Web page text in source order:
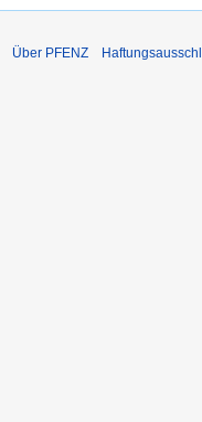
Über PFENZ